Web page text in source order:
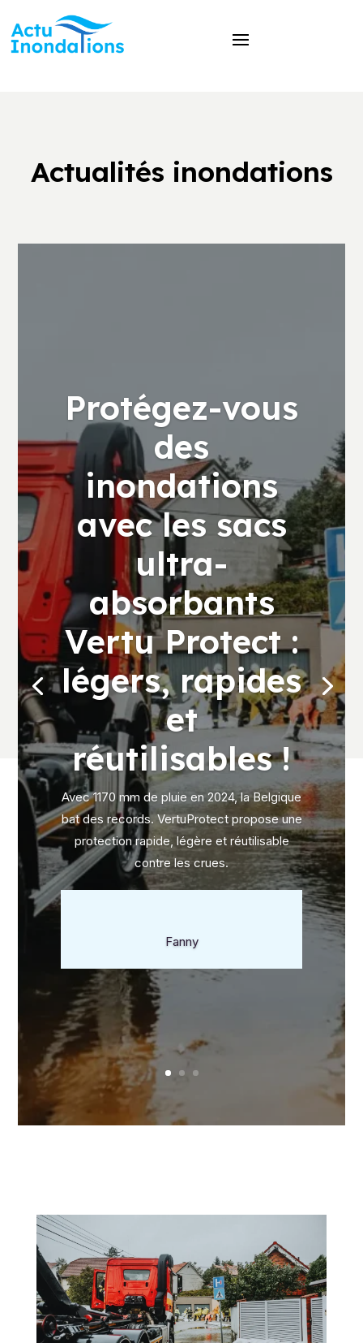
Actualités inondations
Protégez-vous
des
inondations
avec les sacs
ultra-
absorbants
Vertu Protect :
légers, rapides
et
réutilisables !
Avec 1170 mm de pluie en 2024, la Belgique
bat des records. VertuProtect propose une
protection rapide, légère et réutilisable
contre les crues.
Fanny